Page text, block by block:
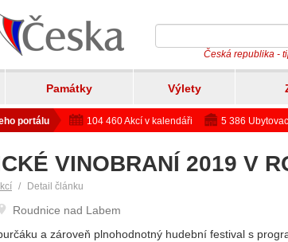
Česká republika -
Památky Výlety
portálu 104 460 Akcí v kalendáři 5 386
VINOBRANÍ 2019 V
Detail článku
Roudnice nad Labem
a zároveň plnohodnotný hudební festival s